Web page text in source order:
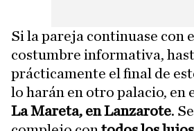
Si la pareja continuase con
costumbre informativa,
prácticamente el final de
lo harán en otro palacio, en
La Mareta, en Lanzarote.